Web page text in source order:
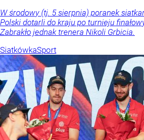
W środowy (tj. 5 sierpnia) poranek
Polski dotarli do kraju po turnieju
Zabrakło jednak trenera Nikoli Grbicia.
SiatkówkaSport